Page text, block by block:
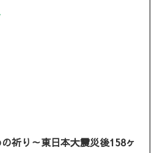
祈り～東日本大震災後158ヶ